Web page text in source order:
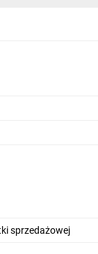
sprzedażowej